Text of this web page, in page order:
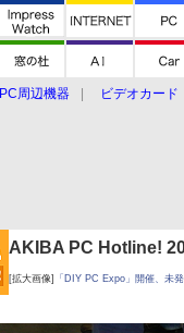
PC周辺機器
ビデオカード
AKIBA PC Hotline!
[拡大画像] 「DIY PC Expo」開催、未